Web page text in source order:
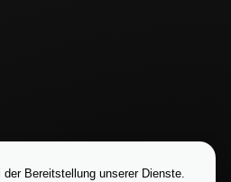
Bereitstellung unserer Dienste.